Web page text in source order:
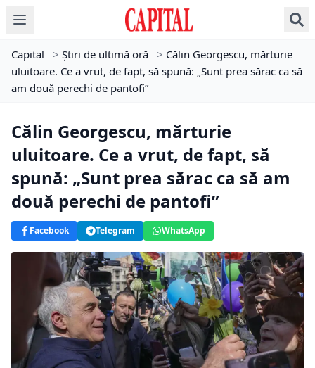
Capital > Știri de ultimă oră > Călin Georgescu, mărturie
uluitoare. Ce a vrut, de fapt, să spună: „Sunt prea sărac ca să
am două perechi de pantofi”
Călin Georgescu, mărturie
uluitoare. Ce a vrut, de fapt, să
spună: „Sunt prea sărac ca să am
două perechi de pantofi”
Facebook Telegram WhatsApp